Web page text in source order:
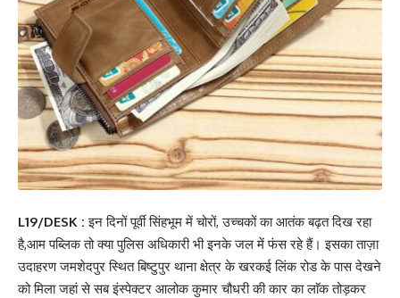
L19/DESK :इन दिनों पूर्वी सिंहभूम में चोरों, उच्चकों का आतंक बढ़त दिख रहा
है,आम पब्लिक तो क्या पुलिस अधिकारी भी इनके जल में फंस रहे हैं। इसका ताज़ा
उदाहरण जमशेदपुर स्थित बिष्टुपुर थाना क्षेत्र के खरकई लिंक रोड के पास देखने
को मिला जहां से सब इंस्पेक्टर आलोक कुमार चौधरी की कार का लाॅक तोड़कर